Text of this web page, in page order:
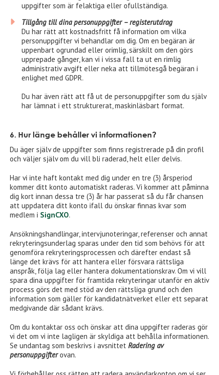
uppgifter som är felaktiga eller ofullständiga.
Tillgång till dina personuppgifter – registerutdrag
Du har rätt att kostnadsfritt få information om vilka
personuppgifter vi behandlar om dig. Om en begäran är
uppenbart ogrundad eller orimlig, särskilt om den görs
upprepade gånger, kan vi i vissa fall ta ut en rimlig
administrativ avgift eller neka att tillmötesgå begäran i
enlighet med GDPR.
Du har även rätt att få ut de personuppgifter som du själv
har lämnat i ett strukturerat, maskinläsbart format.
6. Hur länge behåller vi informationen?
Du äger själv de uppgifter som finns registrerade på din profil
och väljer själv om du vill bli raderad, helt eller delvis.
Har vi inte haft kontakt med dig under en tre (3) årsperiod
kommer ditt konto automatiskt raderas. Vi kommer att påminna
dig kort innan dessa tre (3) år har passerat så du får chansen
att uppdatera ditt konto ifall du önskar finnas kvar som
medlem i SignCXO.
Ansökningshandlingar, intervjunoteringar, referenser och annat
rekryteringsunderlag sparas under den tid som behövs för att
genomföra rekryteringsprocessen och därefter endast så
länge det krävs för att hantera eller försvara rättsliga
anspråk, följa lag eller hantera dokumentationskrav. Om vi vill
spara dina uppgifter för framtida rekryteringar utanför en aktiv
process görs det med stöd av den rättsliga grund och den
information som gäller för kandidatnätverket eller ett separat
medgivande där sådant krävs.
Om du kontaktar oss och önskar att dina uppgifter raderas gör
vi det om vi inte lagligen är skyldiga att behålla informationen.
Se undantag som beskrivs i avsnittet Radering av
personuppgifterovan.